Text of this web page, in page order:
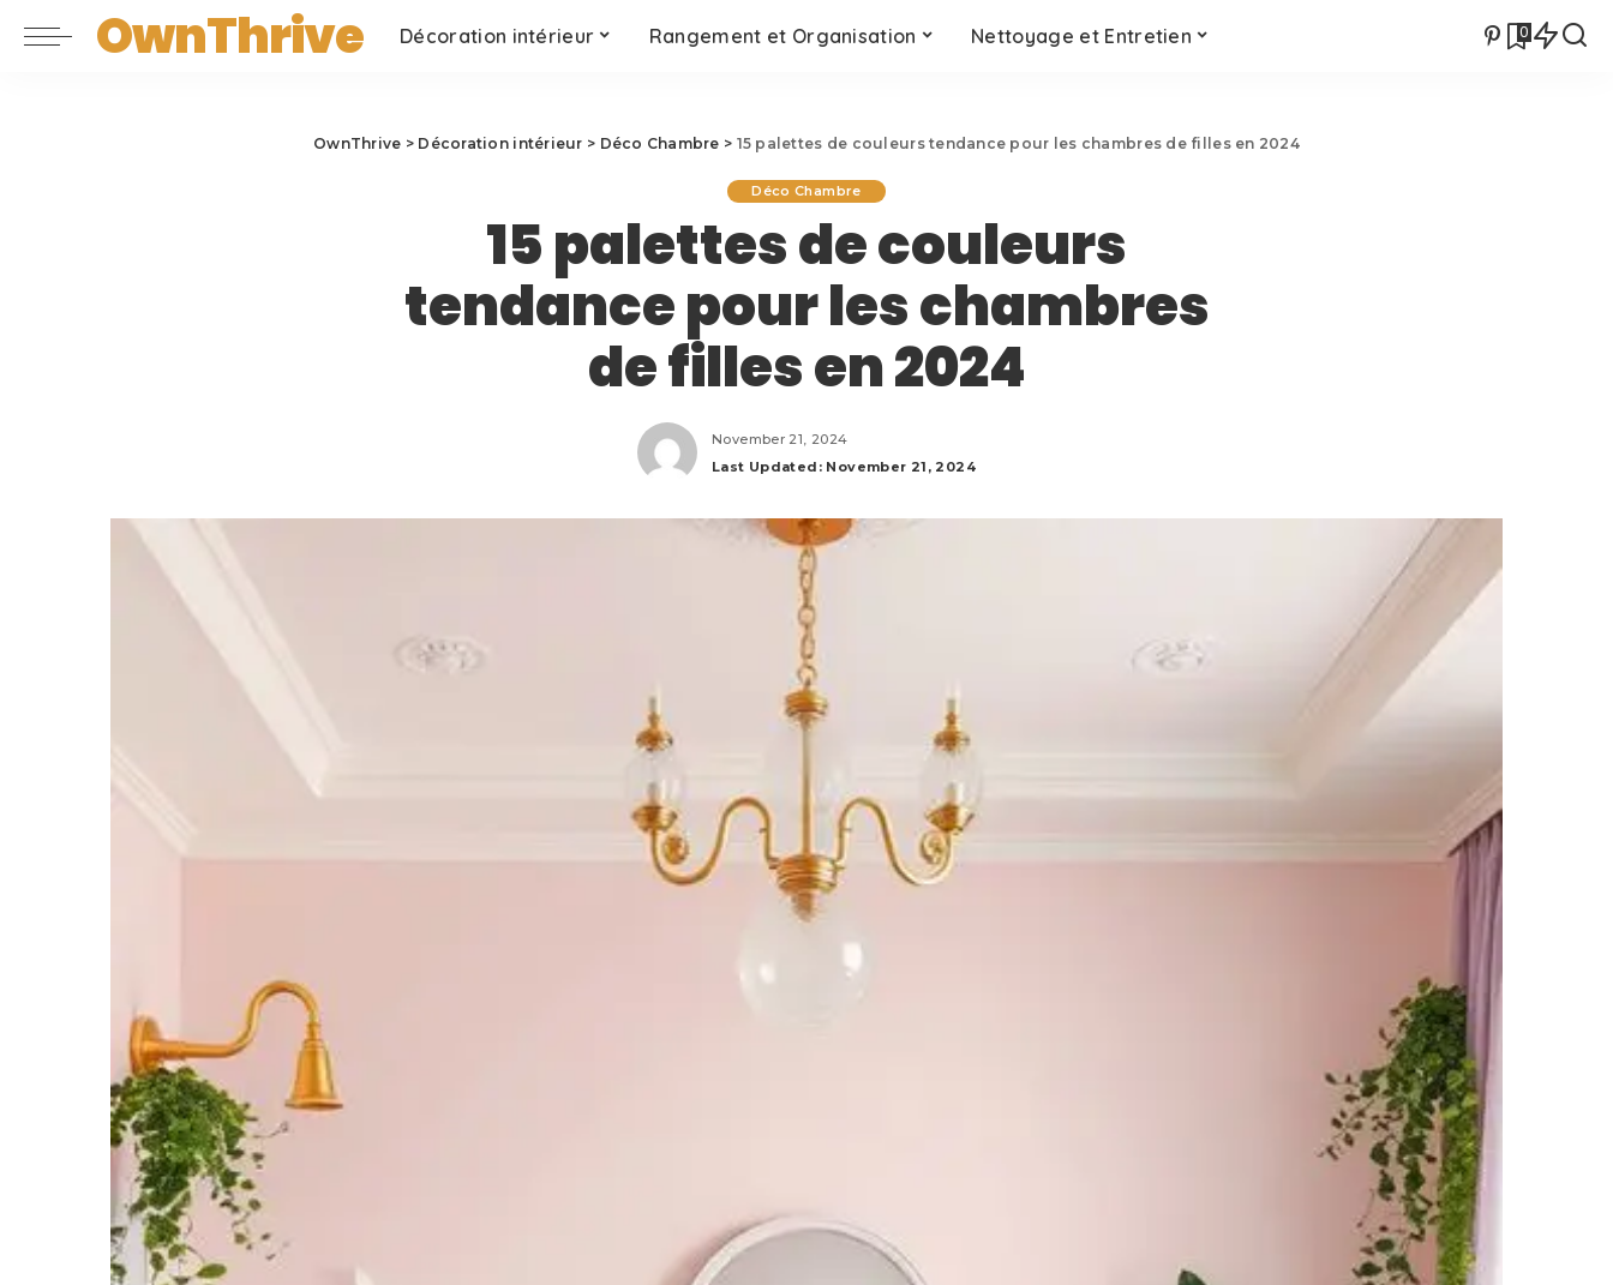
OwnThrive Décoration intérieur Rangement et Organisation Nettoyage et Entretien 0
OwnThrive > Décoration intérieur > Déco Chambre > 15 palettes de couleurs tendance pour les chambres de filles en 2024
Déco Chambre
15 palettes de couleurs
tendance pour les chambres
de filles en 2024
November 21, 2024
Last Updated: November 21, 2024